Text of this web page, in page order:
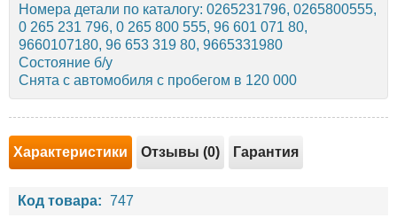
Номера детали по каталогу: 0265231796, 0265800555,
0 265 231 796, 0 265 800 555, 96 601 071 80,
9660107180, 96 653 319 80, 9665331980
Состояние б/у
Снята с автомобиля с пробегом в 120 000
Характеристики Отзывы (0) Гарантия
Код товара: 747